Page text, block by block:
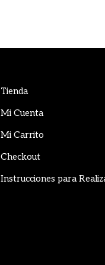
Tienda
Mi Cuenta
Mi Carrito
Checkout
Instrucciones para